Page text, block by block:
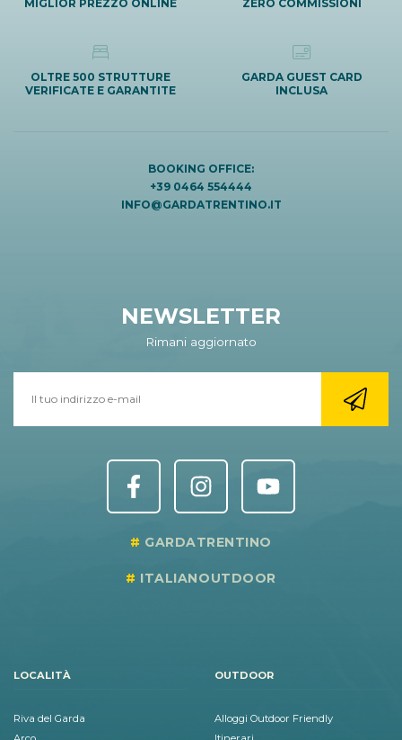
MIGLIOR PREZZO ONLINE ZERO COMMISSIONI
OLTRE 500 STRUTTURE
VERIFICATE E GARANTITE
GARDA GUEST CARD
INCLUSA
BOOKING OFFICE:
+39 0464 554444
INFO@GARDATRENTINO.IT
NEWSLETTER
Rimani aggiornato
GARDATRENTINO
ITALIANOUTDOOR
LOCALITÀ
Riva del Garda
OUTDOOR
Alloggi Outdoor Friendly